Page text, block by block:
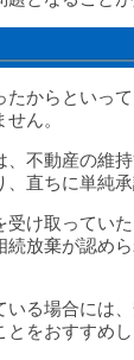
たからといっ
ん。
、不動産の維
直ちに単純
受け取ってい
続放棄が認め
いる場合には
をおすすめし